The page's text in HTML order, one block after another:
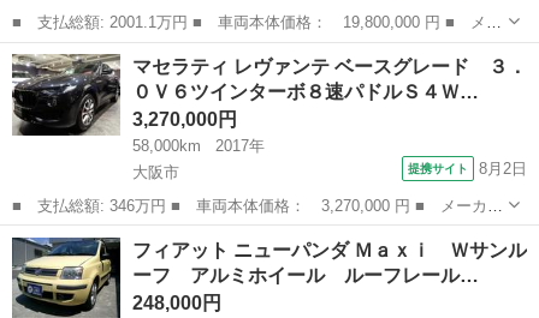
■ 支払総額: 2001.1万円 ■ 車両本体価格： 19,800,000 円 ■ メー
カー名： ポルシェ ■ 車種名： ９１１ ■ グレード名： ９１１
カレラＴ 【２０２５年モデル｜新車保証継承｜９９２ＩＩ｜６ＭＴ
｜右ハ...
大阪 箕面市
マセラティ レヴァンテ ベースグレード ３．
０Ｖ６ツインターボ８速パドルＳ４Ｗ…
3,270,000円
58,000km
2017年
大阪市
提携サイト 8月2日
■ 支払総額: 346万円 ■ 車両本体価格： 3,270,000 円 ■ メーカー
名： マセラティ ■ 車種名： レヴァンテ ■ グレード名： ベー
スグレード ３．０Ｖ６ツインターボ８速パドルＳ４ＷＤレッドレザ
ーインテリ...
大阪 大阪市
フィアット ニューパンダ Ｍａｘｉ Ｗサンル
ーフ アルミホイール ルーフレール…
248,000円